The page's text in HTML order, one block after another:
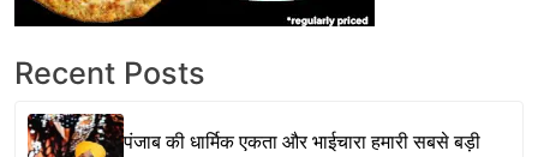
Recent Posts
पंजाब की धार्मिक एकता और भाईचारा हमारी सबसे बड़ी